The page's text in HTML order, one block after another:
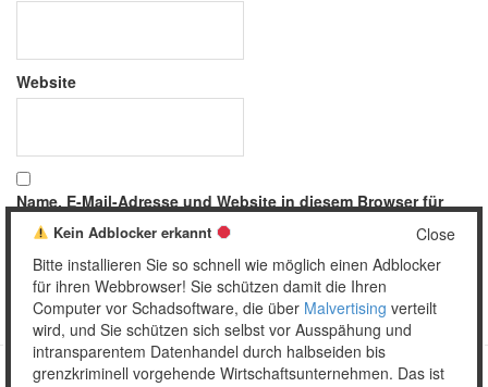
Website
Name, E-Mail-Adresse und Website in diesem Browser für
meinen nächsten Kommentar speichern.
Close
Kein Adblocker erkannt
Bitte installieren Sie so schnell wie möglich einen Adblocker
für ihren Webbrowser! Sie schützen damit die Ihren
Computer vor Schadsoftware, die über Malvertising verteilt
wird, und Sie schützen sich selbst vor Ausspähung und
intransparentem Datenhandel durch halbseiden bis
grenzkriminell vorgehende Wirtschaftsunternehmen. Das ist